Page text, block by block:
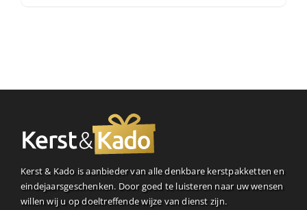
Kerst & Kado is aanbieder van alle denkbare kerstpakketten en
eindejaarsgeschenken. Door goed te luisteren naar uw wensen
willen wij u op doeltreffende wijze van dienst zijn.